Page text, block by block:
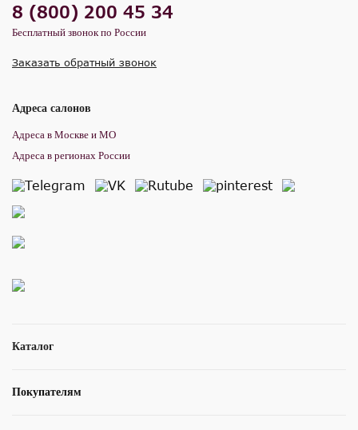
Каталог
Покупателям
8 (800) 200 45 34
Бесплатный звонок по России
Заказать обратный звонок
Адреса салонов
Адреса в Москве и МО
Адреса в регионах России